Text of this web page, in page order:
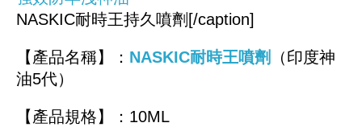
NASKIC耐時王持久噴劑[/caption]
【產品名稱】： NASKIC耐時王噴劑
（印度神
油5代）
【產品規格】：10ML